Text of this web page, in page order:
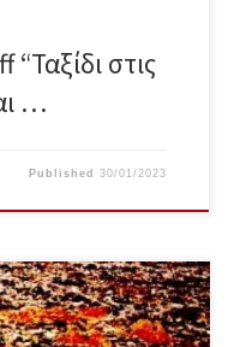
στις
…
Published30/01/2023